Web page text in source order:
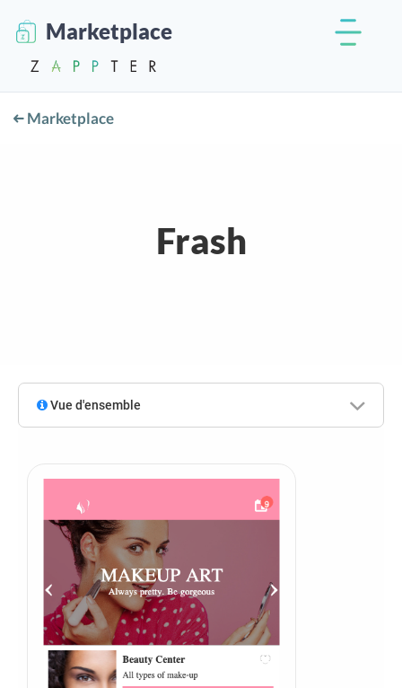
Marketplace
Marketplace
Frash
Vue d'ensemble